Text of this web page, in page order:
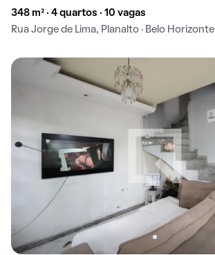
348 m² · 4 quartos · 10 vagas
Rua Jorge de Lima, Planalto · Belo Horizonte